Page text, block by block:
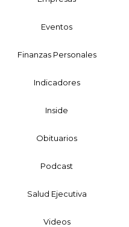
Eventos
Finanzas Personales
Indicadores
Inside
Obituarios
Podcast
Salud Ejecutiva
Videos